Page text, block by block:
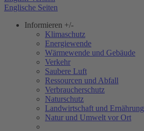
Englische Seiten
Informieren +/-
Klimaschutz
Energiewende
Wärmewende und Gebäude
Verkehr
Saubere Luft
Ressourcen und Abfall
Verbraucherschutz
Naturschutz
Landwirtschaft und Ernährung
Natur und Umwelt vor Ort